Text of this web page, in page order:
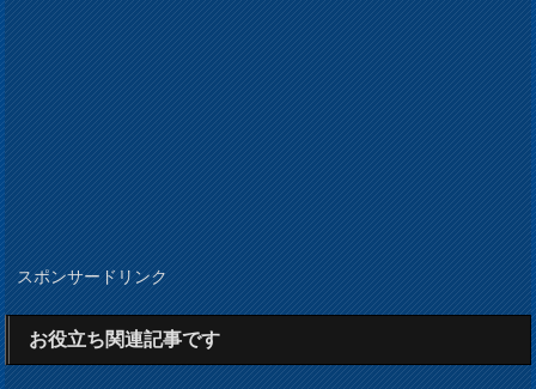
スポンサードリンク
お役立ち関連記事です